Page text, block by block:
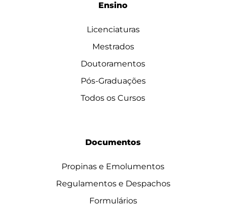
Ensino
Licenciaturas
Mestrados
Doutoramentos
Pós-Graduações
Todos os Cursos
Documentos
Propinas e Emolumentos
Regulamentos e Despachos
Formulários